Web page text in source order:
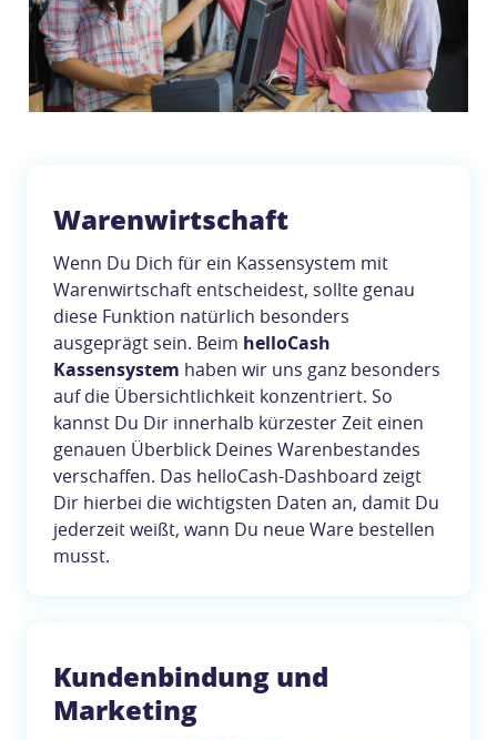
Warenwirtschaft
Wenn Du Dich für ein Kassensystem mit
Warenwirtschaft entscheidest, sollte genau
diese Funktion natürlich besonders
ausgeprägt sein. Beim helloCash
Kassensystem haben wir uns ganz besonders
auf die Übersichtlichkeit konzentriert. So
kannst Du Dir innerhalb kürzester Zeit einen
genauen Überblick Deines Warenbestandes
verschaffen. Das helloCash-Dashboard zeigt
Dir hierbei die wichtigsten Daten an, damit Du
jederzeit weißt, wann Du neue Ware bestellen
musst.
Kundenbindung und
Marketing